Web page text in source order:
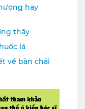
hay
thấy
lá
về bàn chải